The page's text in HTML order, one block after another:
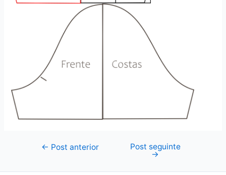
Navegação
Post
← Post anterior Post seguinte
→